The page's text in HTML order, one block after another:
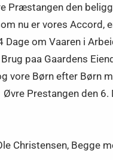
Præstangen den
nu er vores Accord,
Dage om Vaaren i
paa Gaardens
vore Børn efter Børn
Prestangen den 6.
Christensen, Begge